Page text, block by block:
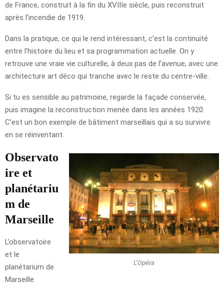
de France, construit à la fin du XVIIIe siècle, puis reconstruit
après l’incendie de 1919.
Dans la pratique, ce qui le rend intéressant, c’est la continuité
entre l’histoire du lieu et sa programmation actuelle. On y
retrouve une vraie vie culturelle, à deux pas de l’avenue, avec une
architecture art déco qui tranche avec le reste du centre-ville.
Si tu es sensible au patrimoine, regarde la façade conservée,
puis imagine la reconstruction menée dans les années 1920.
C’est un bon exemple de bâtiment marseillais qui a su survivre
en se réinventant.
L’Opéra
Observato
ire et
planétariu
m de
Marseille
L’observatoire
et le
planétarium de
Marseille